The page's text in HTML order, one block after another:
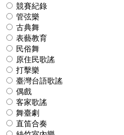
競賽紀錄
管弦樂
古典舞
表藝教育
民俗舞
原住民歌謠
打擊樂
臺灣台語歌謠
偶戲
客家歌謠
舞臺劇
直笛合奏